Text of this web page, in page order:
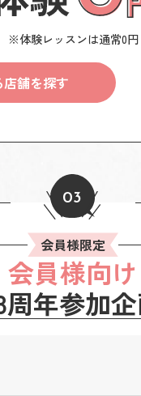
体験レッスンは通常0円
舗を探す
03
会員様限定
会員様向け
周年参加